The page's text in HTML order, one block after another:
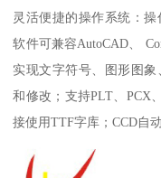
灵活便捷的操作系统：
软件可兼容AutoCAD、
实现文字符号、图形图
和修改；支持PLT、PCX
接使用TTF字库；CCD自